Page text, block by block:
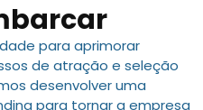
para aprimorar
de atração e seleção
desenvolver uma
para tornar a empresa